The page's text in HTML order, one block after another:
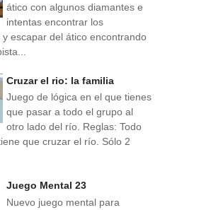
ático con algunos diamantes e
intentas encontrar los
y escapar del ático encontrando
Cruzar el rio: la familia
Juego de lógica en el que tienes
que pasar a todo el grupo al
otro lado del río. Reglas: Todo
que cruzar el río. Sólo 2
Juego Mental 23
Nuevo juego mental para